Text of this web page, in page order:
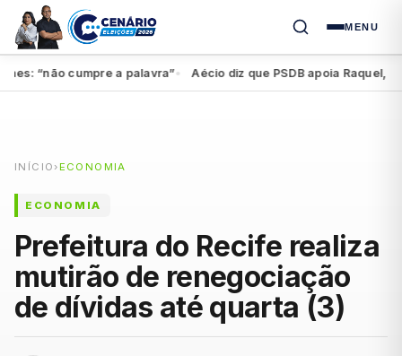
MENU
“não cumpre a palavra”● Aécio diz que PSDB apoia Raquel, mas
INÍCIO ›ECONOMIA
ECONOMIA
Prefeitura do Recife realiza
mutirão de renegociação
de dívidas até quarta (3)